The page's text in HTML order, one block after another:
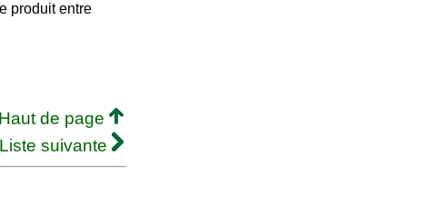
produit entre
Haut de page
Liste suivante